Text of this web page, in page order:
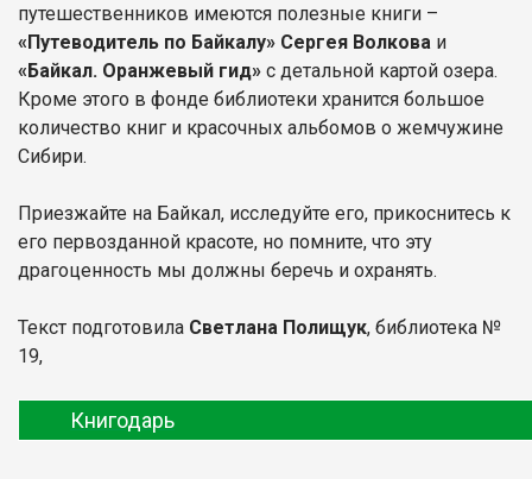
путешественников имеются полезные книги –
«Путеводитель по Байкалу» Сергея Волкова и
«Байкал. Оранжевый гид» с детальной картой озера.
Кроме этого в фонде библиотеки хранится большое
количество книг и красочных альбомов о жемчужине
Сибири.
Приезжайте на Байкал, исследуйте его, прикоснитесь к
его первозданной красоте, но помните, что эту
драгоценность мы должны беречь и охранять.
Текст подготовила Светлана Полищук, библиотека №
19,
Книгодарь